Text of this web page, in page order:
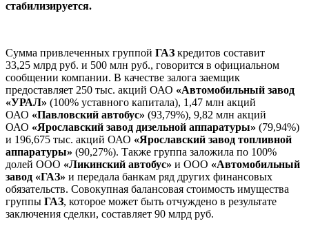
стабилизируется.
Сумма привлеченных группой ГАЗ кредитов составит
33,25 млрд руб. и 500 млн руб., говорится в официальном
сообщении компании. В качестве залога заемщик
предоставляет 250 тыс. акций ОАО «Автомобильный завод
«УРАЛ» (100% уставного капитала), 1,47 млн акций
ОАО «Павловский автобус» (93,79%), 9,82 млн акций
ОАО «Ярославский завод дизельной аппаратуры» (79,94%)
и 196,675 тыс. акций ОАО «Ярославский завод топливной
аппаратуры» (90,27%). Также группа заложила по 100%
долей ООО «Ликинский автобус» и ООО «Автомобильный
завод «ГАЗ» и передала банкам ряд других финансовых
обязательств. Совокупная балансовая стоимость имущества
группы ГАЗ, которое может быть отчуждено в результате
заключения сделки, составляет 90 млрд руб.